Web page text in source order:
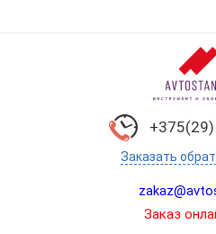
+375(29)
Заказать
Заказ